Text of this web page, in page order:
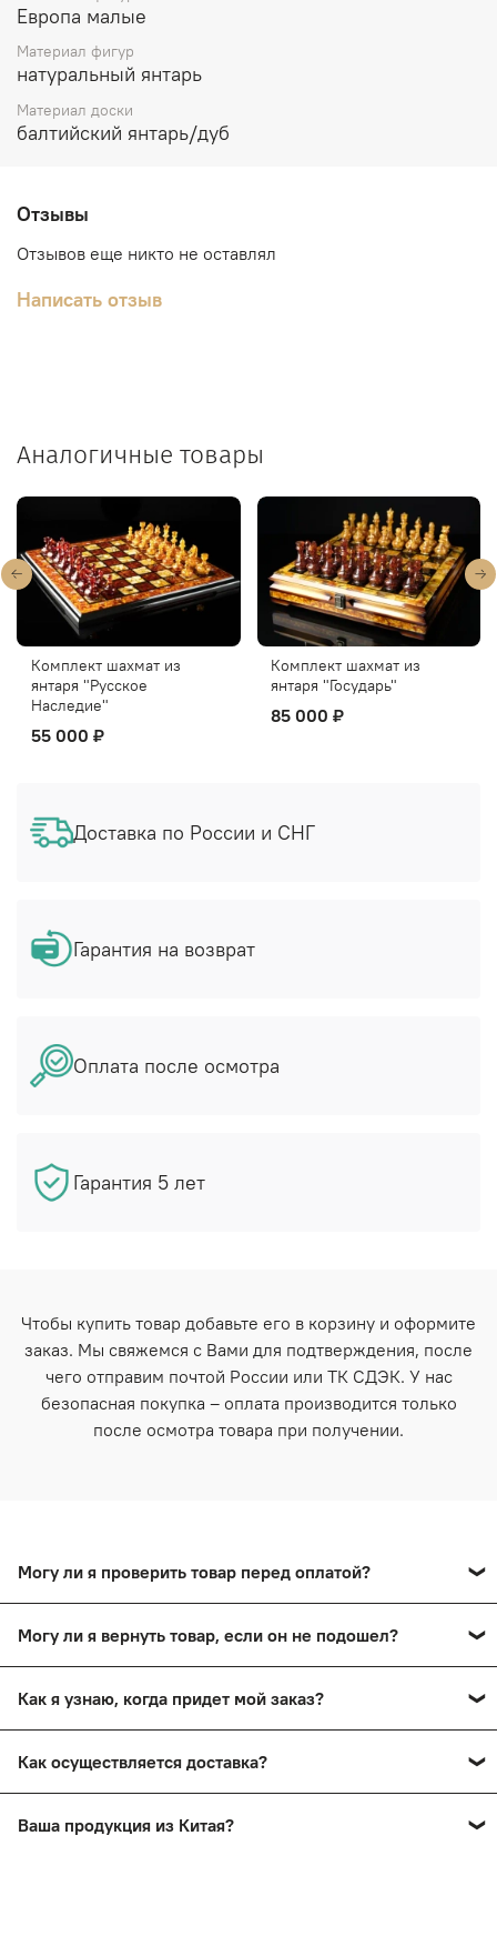
Eврoпa малые
Материал фигур
натуральный янтaрь
Материал доски
балтийcкий янтaрь/дуб
Отзывы
Отзывов еще никто не оставлял
Написать отзыв
Аналогичные товары
Комплект шахмат из
янтаря "Государь"
85 000 ₽
Комплект шахмат и
шашек из янтаря "Магнат"
85 000 ₽
Доставка по России и СНГ
Гарантия на возврат
Оплата после осмотра
Гарантия 5 лет
Чтобы купить товар добавьте его в корзину и оформите
заказ. Мы свяжемся с Вами для подтверждения, после
чего отправим почтой России или ТК СДЭК. У нас
безопасная покупка – оплата производится только
после осмотра товара при получении.
Могу ли я проверить товар перед оплатой?
осмотра в пункте выдачи.
Могу ли я вернуть товар, если он не подошел?
сохранив товарный вид.
Как я узнаю, когда придет мой заказ?
заказа в пункт выдачи. Также мы проинформируем вас
по телефону.
Как осуществляется доставка?
Ваша продукция из Китая?